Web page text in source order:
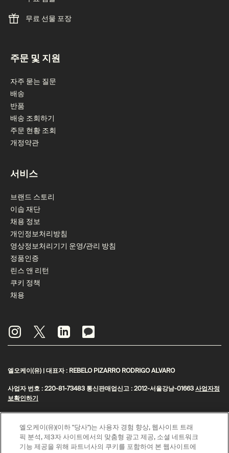
무료 선물 포장
주문 및 지원
자주 묻는 질문
배송
반품
배송 조회하기
주문 현황 조회
개정약관
서비스
브랜드 스토리
이솝 재단
채용 정보
개인정보처리방침
영상정보처리기기 운영/관리 방침
정품인증
린스 앤 리턴
쿠키 정책
채용
엘오케이(유) | 대표자 : REBELO PIZARRO RODRIGO ALVARO
사업자 번호 : 220-81-73483 통신판매업신고 : 2012-서울강남-01663사업자정
보확인하기
© Aesop
엘오케이(유)(이하 "당사")는 사용자 경험 향상, 웹사이트 트래
픽 분석, 제3자 사이트에서의 맞춤형 광고 제공, 소셜 네트워크
기능 제공을 위해 파트너사의 쿠키를 포함하여 본 웹사이트에